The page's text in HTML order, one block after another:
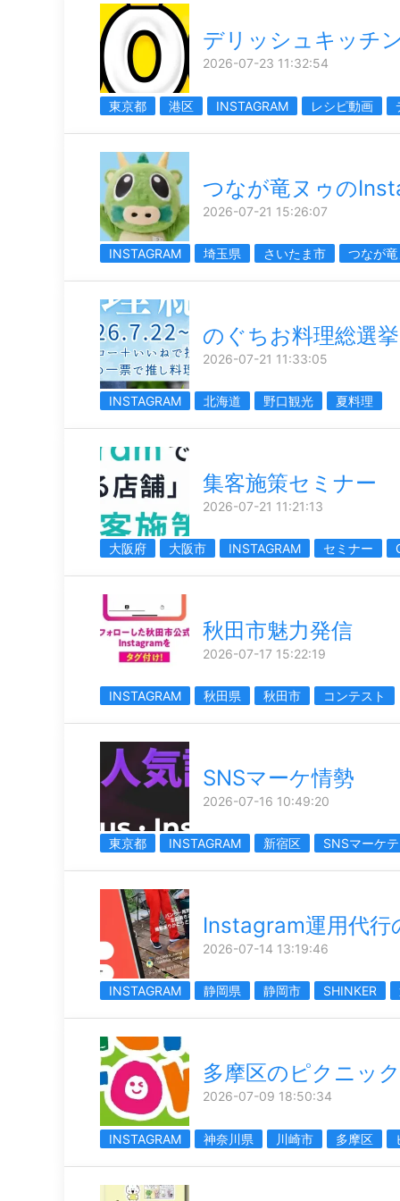
デリッシュキッチ
2026-07-23 11:32:54
東京都 港区 INSTAGRAM レシピ動画
つなが竜ヌゥの
2026-07-21 15:26:07
INSTAGRAM 埼玉県 さいたま市 つなが
のぐちお料理総選挙
2026-07-21 11:33:05
INSTAGRAM 北海道 野口観光 夏料理
集客施策セミナー
2026-07-21 11:21:13
大阪府 大阪市 INSTAGRAM セミナー
秋田市魅力発信
2026-07-17 15:22:19
INSTAGRAM 秋田県 秋田市 コンテスト
SNSマーケ情勢
2026-07-16 10:49:20
東京都 INSTAGRAM 新宿区 SNSマーケ
Instagram運用代行
2026-07-14 13:19:46
INSTAGRAM 静岡県 静岡市 SHINKER
多摩区のピクニック
2026-07-09 18:50:34
INSTAGRAM 神奈川県 川崎市 多摩区